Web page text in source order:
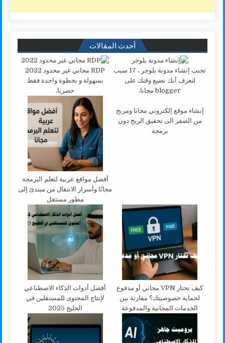
أحدث المقالات
تجنب إنشاء مدونة بلوجر ، 17 سبب
لتعرف أنك تضيع وقتك على
blogger مجانا.
RDP مجاني غير محدود 2022
بسهولة و بخطوة واحدة فقط
حصريا.
إنشاء موقع إلكتروني مجانا ومربح
من الصفر الى تحقيق الربح دون
برمجة
أفضل مواقع عربية لتعلم البرمجة
مجانًا وأسرار الانتقال من مبتدئ إلى
مطور مستقل
كيف تختار VPN مجاني أو مدفوع
لحماية خصوصيتك؟ مقارنة بين
الخدمات المجانية والمدفوعة
أفضل أدوات الذكاء الاصطناعي
لإنتاج المحتوى للمستقلين في
الخليج 2025